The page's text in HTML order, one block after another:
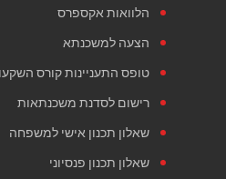
הלוואות אקספרס
הצעה למשכנתא
טופס התעניינות קורס
רישום לסדנת משכנתאות
שאלון תכנון אישי למשפחה
שאלון תכנון פנסיוני